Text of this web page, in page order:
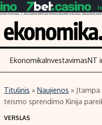
Turinys
Naujienos
EkonomikaInvestavimasNT
Titulinis » Naujienos » Įtampa
teismo sprendimo Kinija
VERSLAS